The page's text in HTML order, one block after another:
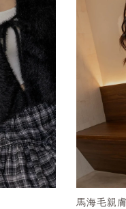
馬海毛親